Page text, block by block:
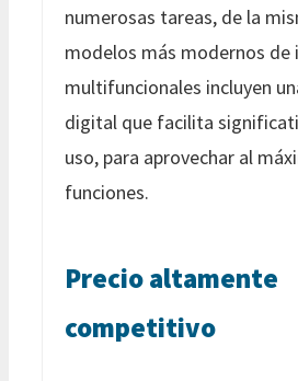
numerosas tareas, de la
modelos más modernos de
multifuncionales incluyen
digital que facilita
uso, para aprovechar al
funciones.
Precio altamente
competitivo